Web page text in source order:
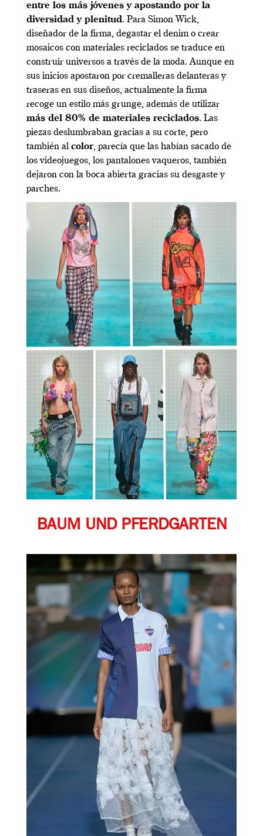
entre los más jóvenes y apostando por la
diversidad y plenitud. Para Simon Wick,
diseñador de la firma, degastar el denim o crear
mosaicos con materiales reciclados se traduce en
construir universos a través de la moda. Aunque en
sus inicios apostaron por cremalleras delanteras y
traseras en sus diseños, actualmente la firma
recoge un estilo más grunge, además de utilizar
más del 80% de materiales reciclados. Las
piezas deslumbraban gracias a su corte, pero
también al color, parecía que las habían sacado de
los videojuegos, los pantalones vaqueros, también
dejaron con la boca abierta gracias su desgaste y
parches.
BAUM UND PFERDGARTEN